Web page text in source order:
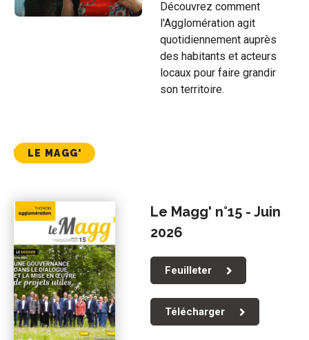
Découvrez comment
l'Agglomération agit
quotidiennement auprès
des habitants et acteurs
locaux pour faire grandir
son territoire.
LE MAGG'
Le Magg' n°15 - Juin
2026
Feuilleter
Télécharger